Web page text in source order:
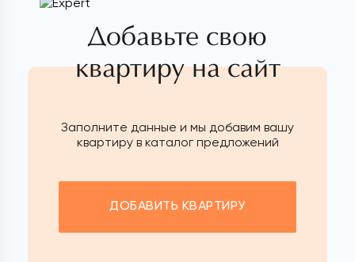
Добавьте свою
квартиру на сайт
Заполните данные и мы добавим вашу
квартиру в каталог предложений
ДОБАВИТЬ КВАРТИРУ